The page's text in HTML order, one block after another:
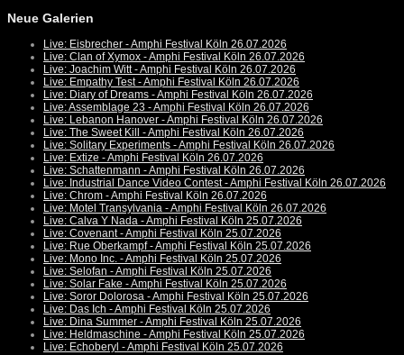
Neue Galerien
Live: Eisbrecher - Amphi Festival Köln 26.07.2026
Live: Clan of Xymox - Amphi Festival Köln 26.07.2026
Live: Joachim Witt - Amphi Festival Köln 26.07.2026
Live: Empathy Test - Amphi Festival Köln 26.07.2026
Live: Diary of Dreams - Amphi Festival Köln 26.07.2026
Live: Assemblage 23 - Amphi Festival Köln 26.07.2026
Live: Lebanon Hanover - Amphi Festival Köln 26.07.2026
Live: The Sweet Kill - Amphi Festival Köln 26.07.2026
Live: Solitary Experiments - Amphi Festival Köln 26.07.2026
Live: Extize - Amphi Festival Köln 26.07.2026
Live: Schattenmann - Amphi Festival Köln 26.07.2026
Live: Industrial Dance Video Contest - Amphi Festival Köln 26.07.2026
Live: Chrom - Amphi Festival Köln 26.07.2026
Live: Motel Transylvania - Amphi Festival Köln 26.07.2026
Live: Calva Y Nada - Amphi Festival Köln 25.07.2026
Live: Covenant - Amphi Festival Köln 25.07.2026
Live: Rue Oberkampf - Amphi Festival Köln 25.07.2026
Live: Mono Inc. - Amphi Festival Köln 25.07.2026
Live: Selofan - Amphi Festival Köln 25.07.2026
Live: Solar Fake - Amphi Festival Köln 25.07.2026
Live: Soror Dolorosa - Amphi Festival Köln 25.07.2026
Live: Das Ich - Amphi Festival Köln 25.07.2026
Live: Dina Summer - Amphi Festival Köln 25.07.2026
Live: Heldmaschine - Amphi Festival Köln 25.07.2026
Live: Echoberyl - Amphi Festival Köln 25.07.2026